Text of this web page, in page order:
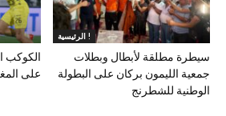
الكوكب
على
الرئيسية !
سيطرة مطلقة لأبطال وبطلات
جمعية الليمون بركان على البطولة
الوطنية للشطرنج